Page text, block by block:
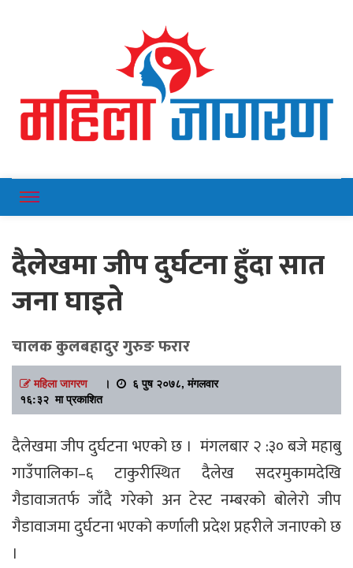
Mahilajagaran
दैलेखमा जीप दुर्घटना हुँदा सात
जना घाइते
चालक कुलबहादुर गुरुङ फरार
महिला जागरण।
६ पुष २०७८, मंगलवार
१६:३२ मा प्रकाशित
दैलेखमा जीप दुर्घटना भएको छ । मंगलबार २ :३० बजे महाबु
गाउँपालिका–६ टाकुरीस्थित दैलेख सदरमुकामदेखि
गैडावाजतर्फ जाँदै गरेको अन टेस्ट नम्बरको बोलेरो जीप
गैडावाजमा दुर्घटना भएको कर्णाली प्रदेश प्रहरीले जनाएको छ
।